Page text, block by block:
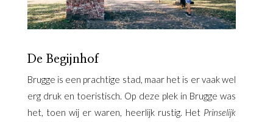
De Begijnhof
Brugge is een prachtige stad, maar het is er vaak wel
erg druk en toeristisch. Op deze plek in Brugge was
het, toen wij er waren, heerlijk rustig. Het Prinselijk